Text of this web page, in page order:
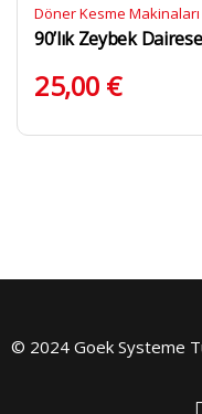
Döner Kesme
90’lık Zeybek
25,00 €
© 2024 Goek Systeme